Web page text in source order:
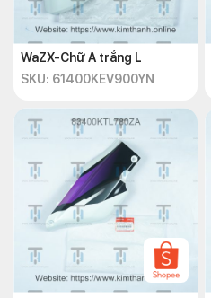
WaZX-Chữ A trắng L
SKU: 61400KEV900YN